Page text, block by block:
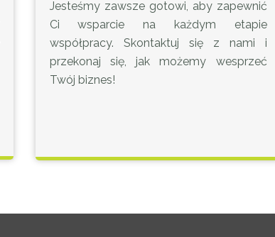
Jesteśmy zawsze gotowi, aby zapewnić
Ci wsparcie na każdym etapie
współpracy. Skontaktuj się z nami i
przekonaj się, jak możemy wesprzeć
Twój biznes!